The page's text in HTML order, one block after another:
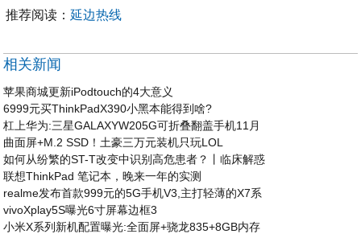
推荐阅读：延边热线
相关新闻
苹果商城更新iPodtouch的4大意义
6999元买ThinkPadX390小黑本能得到啥?
杠上华为:三星GALAXYW205G可折叠翻盖手机11月
曲面屏+M.2 SSD！土豪三万元装机只玩LOL
如何从纷繁的ST-T改变中识别高危患者？丨临床解惑
联想ThinkPad 笔记本，晚来一年的实测
realme发布首款999元的5G手机V3,主打轻薄的X7系
vivoXplay5S曝光6寸屏幕边框3
小米X系列新机配置曝光:全面屏+骁龙835+8GB内存